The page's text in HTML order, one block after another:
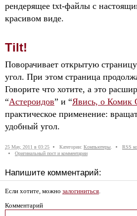
рендерящее txt-файлы с
красивом виде.
Tilt!
Поворачивает открытую
угол. При этом страница
Говорите что хотите, а это
“Астероидов” и “Явись, о Комик
практическое применение:
удобный угол.
25 May, 2011 в 03:25 Категории: Компьютеры.
RSS
Оригинальный пост и комментарии
Напишите комментарий:
Если хотите, можно залогиниться.
Комментарий